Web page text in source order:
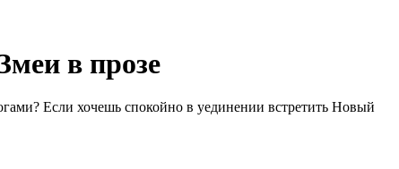
в прозе
Если хочешь спокойно в уединении встретить Новый